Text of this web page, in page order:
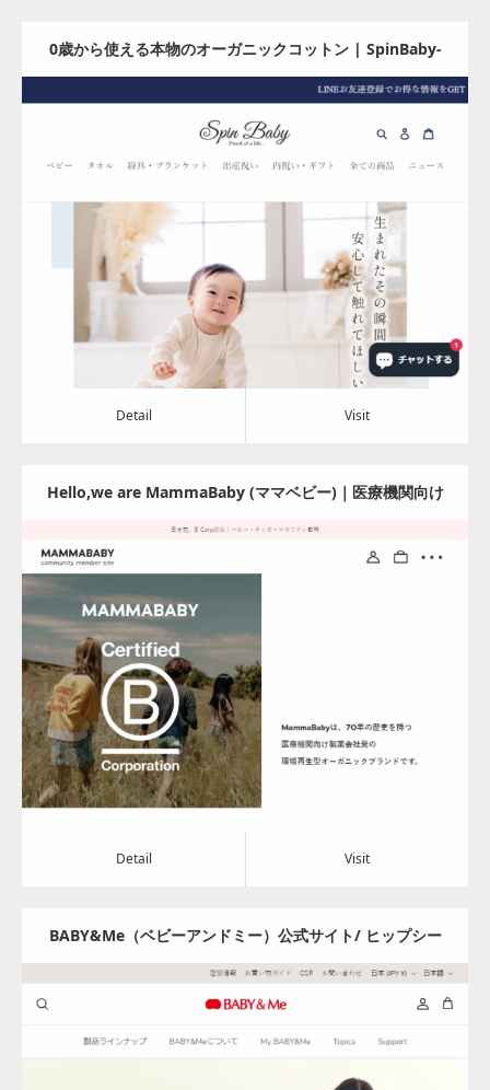
0歳から使える本物のオーガニックコットン | SpinBaby-
スピンベビー-
アパレル・バッグ
Detail
Detail Visit
Hello,we are MammaBaby (ママベビー)｜医療機関向け
の製薬会社が展開するオーガニック＆Veganブランド
Category:アパレル・バッグ
Detail Visit
Detail Visit
BABY&Me（ベビーアンドミー）公式サイト/ ヒップシー
ートキャリア